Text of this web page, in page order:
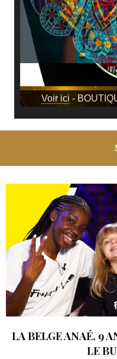
Voir ici -
LA BELGE ANAÉ, 9
LE